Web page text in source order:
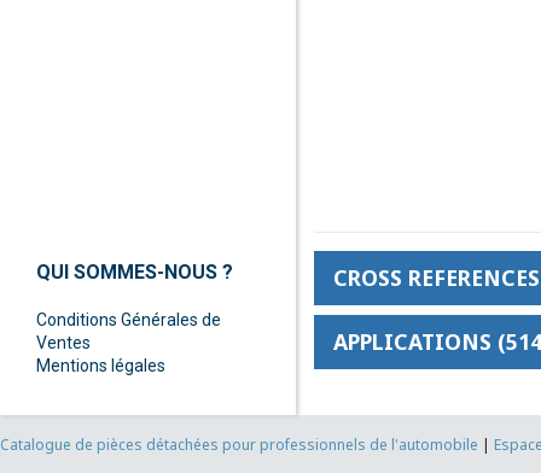
QUI SOMMES-NOUS ?
Conditions Générales de
Ventes
Mentions légales
CROSS
APPLICATIONS
Catalogue de pièces détachées pour professionnels de l'automobile |